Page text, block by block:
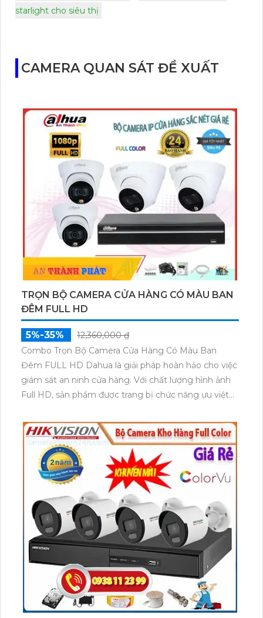
starlight cho siêu thị
CAMERA QUAN SÁT ĐỀ XUẤT
TRỌN BỘ CAMERA CỬA HÀNG CÓ MÀU BAN
ĐÊM FULL HD
5%-35%
12,360,000 ₫
Combo Trọn Bộ Camera Cửa Hàng Có Màu Ban
Đêm FULL HD Dahua là giải pháp hoàn hảo cho việc
giám sát an ninh cửa hàng. Với chất lượng hình ảnh
Full HD, sản phẩm được trang bị chức năng ưu việt
trong điều kiện ánh sáng yếu. Đặc biệt, combo này
phát triển nhiều dòng camera wifi thông minh, mẫu
mã đa dạng và phong phú, giúp bạn lựa chọn sản
phẩm phù hợp với nhu cầu và không gian cụ thể của
cửa hàng.